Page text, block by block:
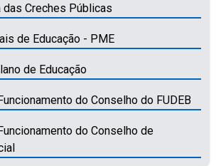
Creches Públicas
de Educação - PME
de Educação
do Conselho do FUDEB
do Conselho de